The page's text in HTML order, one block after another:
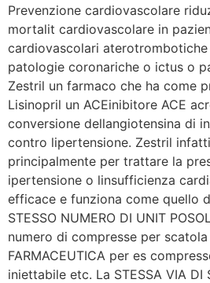
Prevenzione cardiovascolare
mortalit cardiovascolare in
cardiovascolari
patologie coronariche o ictus o
Zestril un farmaco che ha come
Lisinopril un ACEinibitore ACE
conversione dellangiotensina di
contro lipertensione. Zestril
principalmente per trattare la
ipertensione o linsufficienza
efficace e funziona come quello
STESSO NUMERO DI UNIT
numero di compresse per scatola
FARMACEUTICA per es
iniettabile etc. La STESSA VIA DI